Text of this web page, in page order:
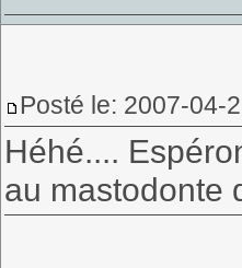
Posté le: 2007-04-
Héhé....
au mastodonte